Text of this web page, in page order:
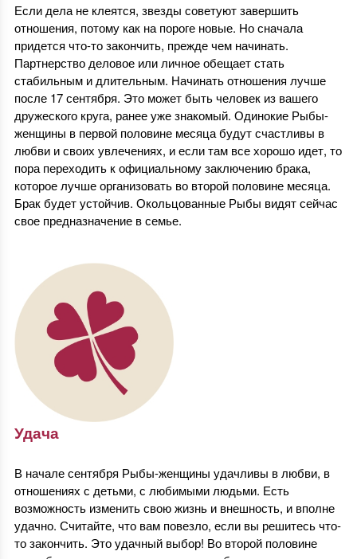
Если дела не клеятся, звезды советуют завершить
отношения, потому как на пороге новые. Но сначала
придется что-то закончить, прежде чем начинать.
Партнерство деловое или личное обещает стать
стабильным и длительным. Начинать отношения лучше
после 17 сентября. Это может быть человек из вашего
дружеского круга, ранее уже знакомый. Одинокие Рыбы-
женщины в первой половине месяца будут счастливы в
любви и своих увлечениях, и если там все хорошо идет, то
пора переходить к официальному заключению брака,
которое лучше организовать во второй половине месяца.
Брак будет устойчив. Окольцованные Рыбы видят сейчас
свое предназначение в семье.
Удача
В начале сентября Рыбы-женщины удачливы в любви, в
отношениях с детьми, с любимыми людьми. Есть
возможность изменить свою жизнь и внешность, и вполне
удачно. Считайте, что вам повезло, если вы решитесь что-
то закончить. Это удачный выбор! Во второй половине